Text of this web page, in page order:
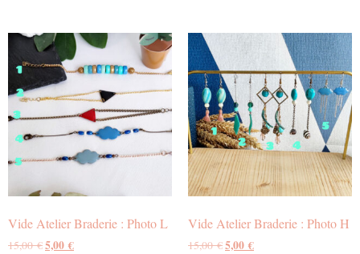
Vide Atelier Braderie : Photo L
15,00€5,00€
Vide Atelier Braderie : Photo H
15,00€5,00€